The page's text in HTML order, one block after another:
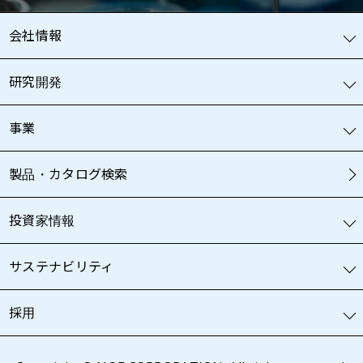
会社情報
研究開発
事業
製品・カタログ検索
投資家情報
サステナビリティ
採用